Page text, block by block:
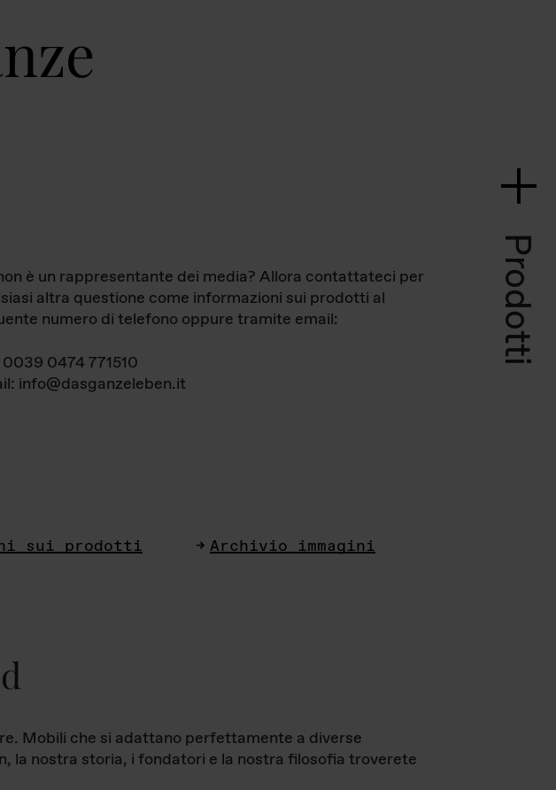
anz
Prodotti
è un rappresentante dei media? Allora contattateci per
altra questione come informazioni sui prodotti al
numero di telefono oppure tramite email:
0039 0474 771510
info@dasganzeleben.it
sui prodotti Archivio immagini
Mobili che si adattano perfettamente a diverse
la nostra storia, i fondatori e la nostra filosofia troverete